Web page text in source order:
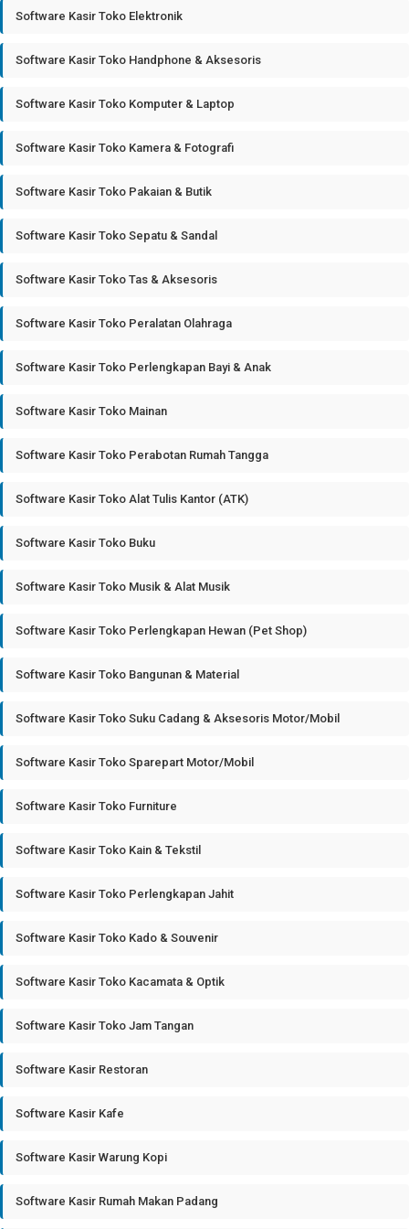
Software Kasir Toko Elektronik
Software Kasir Toko Handphone & Aksesoris
Software Kasir Toko Komputer & Laptop
Software Kasir Toko Kamera & Fotografi
Software Kasir Toko Pakaian & Butik
Software Kasir Toko Sepatu & Sandal
Software Kasir Toko Tas & Aksesoris
Software Kasir Toko Peralatan Olahraga
Software Kasir Toko Perlengkapan Bayi & Anak
Software Kasir Toko Mainan
Software Kasir Toko Perabotan Rumah Tangga
Software Kasir Toko Alat Tulis Kantor (ATK)
Software Kasir Toko Buku
Software Kasir Toko Musik & Alat Musik
Software Kasir Toko Perlengkapan Hewan (Pet Shop)
Software Kasir Toko Bangunan & Material
Software Kasir Toko Suku Cadang & Aksesoris Motor/Mobil
Software Kasir Toko Sparepart Motor/Mobil
Software Kasir Toko Furniture
Software Kasir Toko Kain & Tekstil
Software Kasir Toko Perlengkapan Jahit
Software Kasir Toko Kado & Souvenir
Software Kasir Toko Kacamata & Optik
Software Kasir Toko Jam Tangan
Software Kasir Restoran
Software Kasir Kafe
Software Kasir Warung Kopi
Software Kasir Rumah Makan Padang